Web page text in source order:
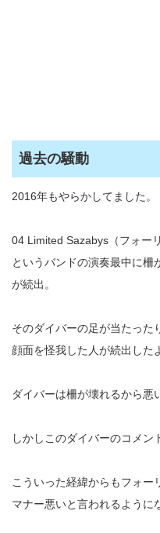
過去の騒動
2016年もやらかしてました。
04 Limited Sazabys（フォー
というバンドの演奏最中に柵
が続出。
そのダイバーの足が当たった
顔面を怪我した人が続出した
ダイバーは柵が壊れるから悪
しかしこのダイバーのコメン
こういった経緯からもフォー
マナー悪いと言われるように